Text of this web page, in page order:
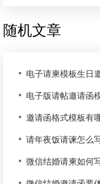
随机文章
电子请柬模板生日
邀请函格式模板有
请年夜饭请谏怎么
微信结婚请柬如何